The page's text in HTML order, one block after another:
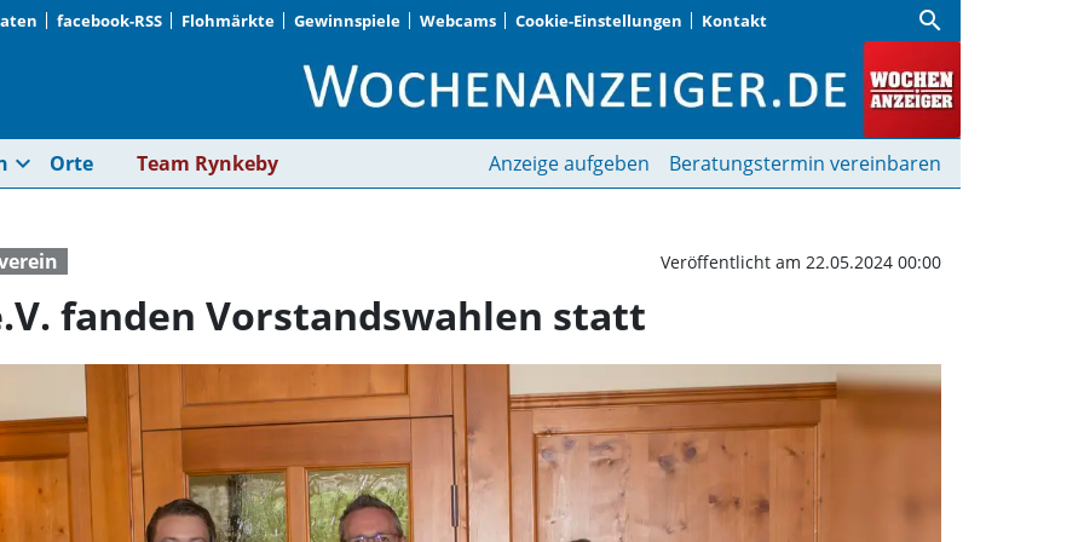
facebook-RSS Flohmärkte Gewinnspiele Webcams Cookie-Einstellungen Kontakt search
Beim ESV Weilheim e.V. fanden
expand_more Orte Team Rynkeby Anzeige aufgeben Beratungstermin vereinbaren
Veröffentlicht am 22.05.2024 00:00
fanden Vorstandswahlen statt